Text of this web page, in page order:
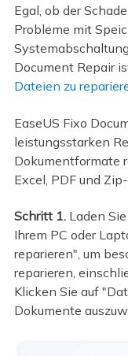
Egal, ob der
Probleme mit
Document Repair
Dateien zu
EaseUS Fixo
leistungsstarken
Dokumentformate
Excel, PDF und
Schritt 1. Laden
Ihrem PC oder
reparieren", um
reparieren,
Klicken Sie auf
Dokumente